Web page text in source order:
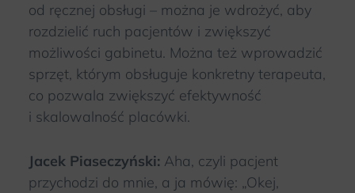
od ręcznej obsługi – można je wdrożyć, aby
rozdzielić ruch pacjentów i zwiększyć
możliwości gabinetu. Można też wprowadzić
sprzęt, którym obsługuje konkretny terapeuta,
co pozwala zwiększyć efektywność
i skalowalność placówki.
Jacek Piaseczyński: Aha, czyli pacjent
przychodzi do mnie, a ja mówię: „Okej,